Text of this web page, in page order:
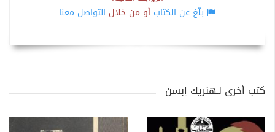
بلّغ عن الكتاب أو من خلال التواصل معنا
كتب أخرى لـهنريك إبسن